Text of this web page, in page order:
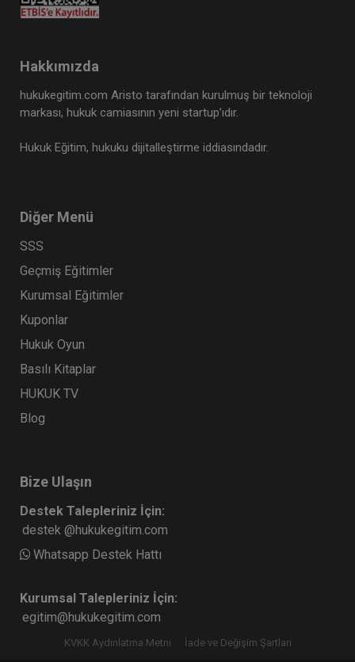
Hakkımızda
hukukegitim.com Aristo tarafından kurulmuş bir teknoloji
markası, hukuk camiasının yeni startup’ıdır.
Hukuk Eğitim, hukuku dijitalleştirme iddiasındadır.
Diğer Menü
SSS
Geçmiş Eğitimler
Kurumsal Eğitimler
Kuponlar
Hukuk Oyun
Basılı Kitaplar
HUKUK TV
Blog
Bize Ulaşın
Destek Talepleriniz İçin:
destek @hukukegitim.com
Whatsapp Destek Hattı
Kurumsal Talepleriniz İçin:
egitim@hukukegitim.com
KVKK Aydınlatma Metni İade ve Değişim Şartları